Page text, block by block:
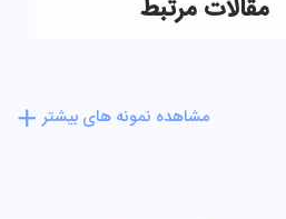
مقالات مرتبط
مشاهده نمونه های بیشتر